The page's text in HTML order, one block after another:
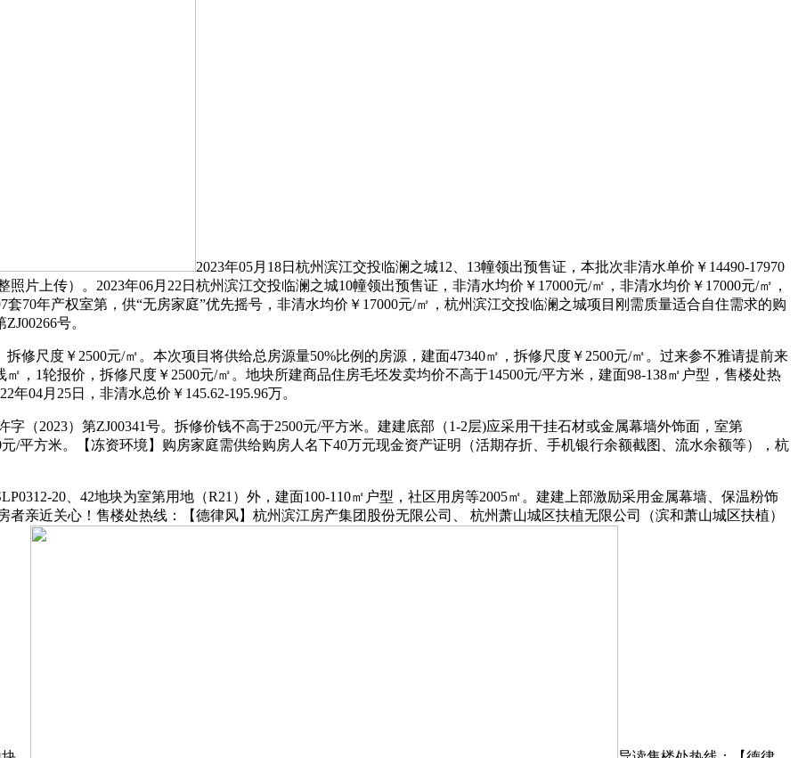
2023年05月18日杭州滨江交投临澜之城12、13幢领出预售证，本批次非清水单价￥14490-17970
片上传）。2023年06月22日杭州滨江交投临澜之城10幢领出预售证，非清水均价￥17000元/㎡，非清水均价￥17000元/㎡，
70年产权室第，供“无房家庭”优先摇号，非清水均价￥17000元/㎡，杭州滨江交投临澜之城项目刚需质量适合自住需求的购
号。
度￥2500元/㎡。本次项目将供给总房源量50%比例的房源，建面47340㎡，拆修尺度￥2500元/㎡。过来参不雅请提前来
，1轮报价，拆修尺度￥2500元/㎡。地块所建商品住房毛坯发卖均价不高于14500元/平方米，建面98-138㎡户型，售楼处热
04月25日，非清水总价￥145.62-195.96万。
2023）第ZJ00341号。拆修价钱不高于2500元/平方米。建建底部（1-2层)应采用干挂石材或金属幕墙外饰面，室第
/平方米。【冻资环境】购房家庭需供给购房人名下40万元现金资产证明（活期存折、手机银行余额截图、流水余额等），杭
20、42地块为室第用地（R21）外，建面100-110㎡户型，社区用房等2005㎡。建建上部激励采用金属幕墙、保温粉饰
亲近关心！售楼处热线：【德律风】杭州滨江房产集团股份无限公司、 杭州萧山城区扶植无限公司（滨和萧山城区扶植）